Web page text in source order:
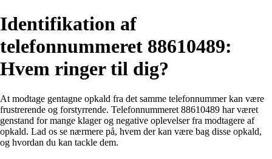
Identifikation af
telefonnummeret 88610489:
Hvem ringer til dig?
At modtage gentagne opkald fra det samme telefonnummer kan være
frustrerende og forstyrrende. Telefonnummeret 88610489 har været
genstand for mange klager og negative oplevelser fra modtagere af
opkald. Lad os se nærmere på, hvem der kan være bag disse opkald,
og hvordan du kan tackle dem.